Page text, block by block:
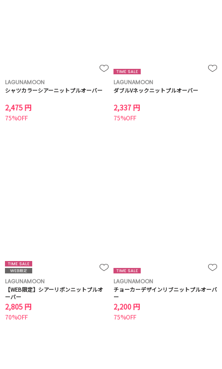
LAGUNAMOON
シャツカラーシアーニットプルオーバー
2,475 円
75%OFF
LAGUNAMOON
ダブルVネックニットプルオーバー
2,337 円
75%OFF
LAGUNAMOON
【WEB限定】シアーリボンニットプルオ
ーバー
2,805 円
70%OFF
LAGUNAMOON
チョーカーデザインリブニットプルオーバ
ー
2,200 円
75%OFF